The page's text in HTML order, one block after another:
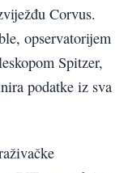
Corvus.
opservatorijem
Spitzer,
podatke iz sva